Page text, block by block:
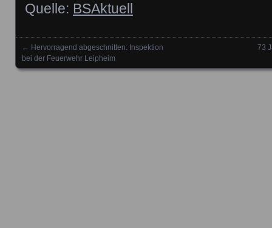
Quelle: BSAktuell
Posts navigation
← Hervorragend abgeschnitten: Inspektion
bei der Feuerwehr Leipheim
73